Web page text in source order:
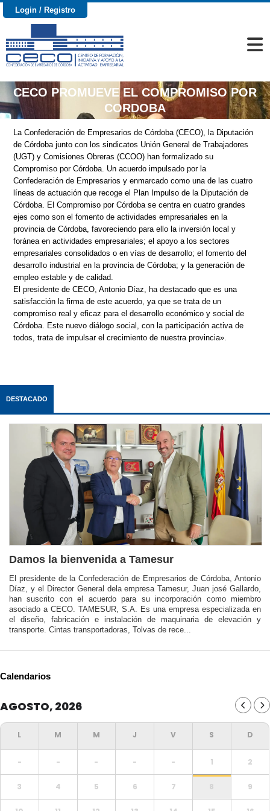
Login / Registro
CECO PROMUEVE EL COMPROMISO POR
CORDOBA
La Confederación de Empresarios de Córdoba (CECO), la Diputación
de Córdoba junto con los sindicatos Unión General de Trabajadores
(UGT) y Comisiones Obreras (CCOO) han formalizado su
Compromiso por Córdoba. Un acuerdo impulsado por la
Confederación de Empresarios y enmarcado como una de las cuatro
líneas de actuación que recoge el Plan Impulso de la Diputación de
Córdoba. El Compromiso por Córdoba se centra en cuatro grandes
ejes como son el fomento de actividades empresariales en la
provincia de Córdoba, favoreciendo para ello la inversión local y
foránea en actividades empresariales; el apoyo a los sectores
empresariales consolidados o en vías de desarrollo; el fomento del
desarrollo industrial en la provincia de Córdoba; y la generación de
empleo estable y de calidad.
El presidente de CECO, Antonio Díaz, ha destacado que es una
satisfacción la firma de este acuerdo, ya que se trata de un
compromiso real y eficaz para el desarrollo económico y social de
Córdoba. Este nuevo diálogo social, con la participación activa de
todos, trata de impulsar el crecimiento de nuestra provincia».
DESTACADO
Damos la bienvenida a Tamesur
El presidente de la Confederación de Empresarios de Córdoba, Antonio
Díaz, y el Director General dela empresa Tamesur, Juan josé Gallardo,
han suscrito con el acuerdo para su incorporación como miembro
asociado a CECO. TAMESUR, S.A. Es una empresa especializada en
el diseño, fabricación e instalación de maquinaria de elevación y
transporte. Cintas transportadoras, Tolvas de rece...
Calendarios
AGOSTO, 2026
- - - - - 1 2
3 4 5 6 7 8 9